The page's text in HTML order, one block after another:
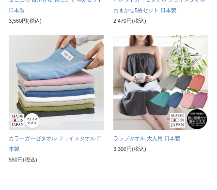
日本製
3,560円(税込)
おまかせ5枚セット 日本製
2,470円(税込)
カラーガーゼタオル フェイスタオル 日
本製
550円(税込)
ラップタオル 大人用 日本製
3,300円(税込)